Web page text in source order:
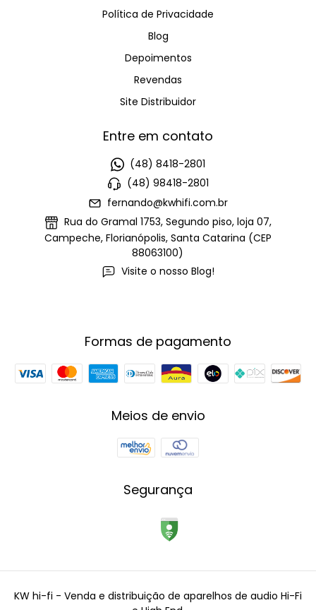
Política de Privacidade
Blog
Depoimentos
Revendas
Site Distribuidor
Entre em contato
(48) 8418-2801
(48) 98418-2801
fernando@kwhifi.com.br
Rua do Gramal 1753, Segundo piso, loja 07,
Campeche, Florianópolis, Santa Catarina (CEP
88063100)
Visite o nosso Blog!
Formas de pagamento
Meios de envio
Segurança
KW hi-fi - Venda e distribuição de aparelhos de audio Hi-Fi